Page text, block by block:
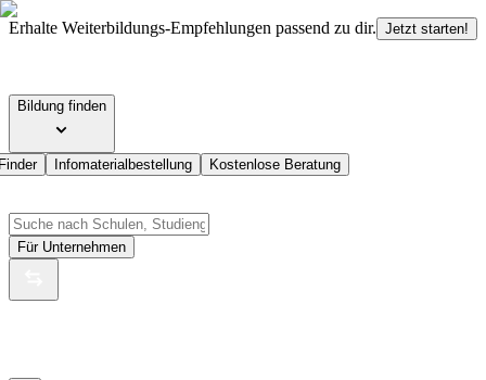
Erhalte Weiterbildungs-Empfehlungen passend zu dir. Jetzt starten!
Bildung finden
Infomaterialbestellung Kostenlose Beratung
Für Unternehmen